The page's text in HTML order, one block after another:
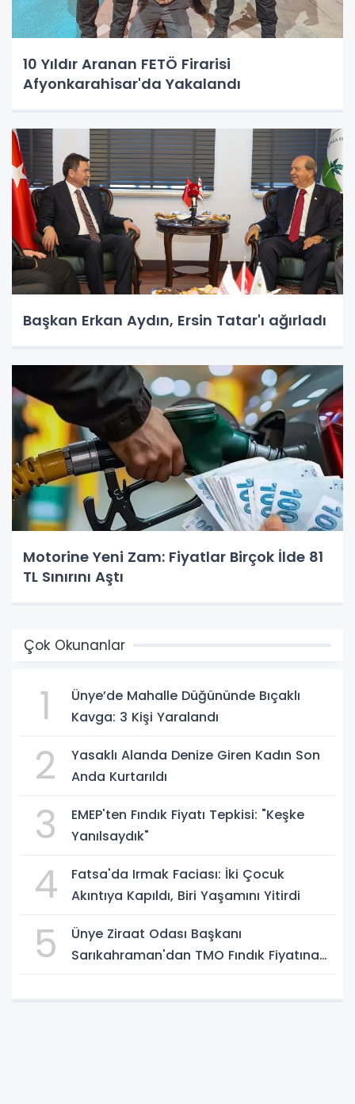
10 Yıldır Aranan FETÖ Firarisi
Afyonkarahisar'da Yakalandı
Başkan Erkan Aydın, Ersin Tatar'ı ağırladı
Motorine Yeni Zam: Fiyatlar Birçok İlde 81
TL Sınırını Aştı
Çok Okunanlar
1
Ünye’de Mahalle Düğününde Bıçaklı
Kavga: 3 Kişi Yaralandı
2
Yasaklı Alanda Denize Giren Kadın Son
Anda Kurtarıldı
3
EMEP'ten Fındık Fiyatı Tepkisi: "Keşke
Yanılsaydık"
4
Fatsa'da Irmak Faciası: İki Çocuk
Akıntıya Kapıldı, Biri Yaşamını Yitirdi
5
Ünye Ziraat Odası Başkanı
Sarıkahraman'dan TMO Fındık Fiyatına